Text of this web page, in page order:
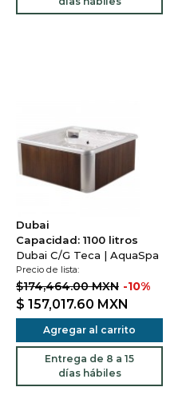
Dubai
Capacidad: 1100 litros
Dubai C/G Teca | AquaSpa
Precio de lista:
$174,464.00 MXN -10%
$ 157,017.60 MXN
Agregar al carrito
Entrega de 8 a 15
días hábiles